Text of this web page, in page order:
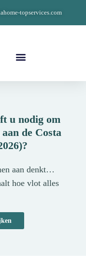
topservices.com
u nodig om
de Costa
aan denkt…
hoe vlot alles